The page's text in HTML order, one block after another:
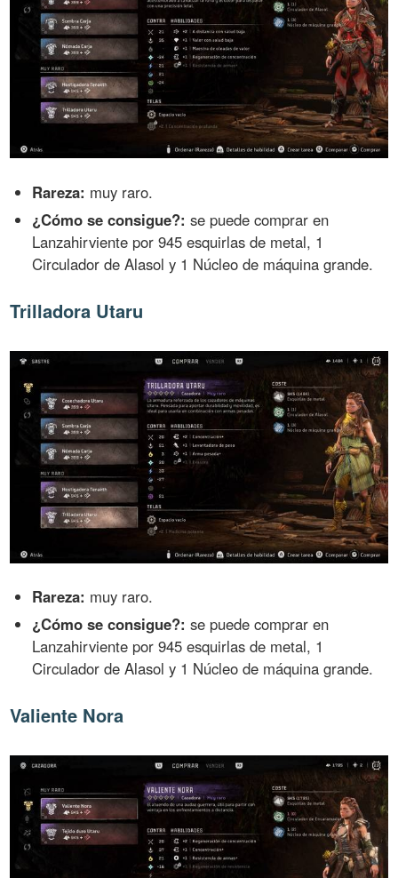
Rareza: muy raro.
¿Cómo se consigue?: se puede comprar en
Lanzahirviente por 945 esquirlas de metal, 1
Circulador de Alasol y 1 Núcleo de máquina grande.
Trilladora Utaru
Rareza: muy raro.
¿Cómo se consigue?: se puede comprar en
Lanzahirviente por 945 esquirlas de metal, 1
Circulador de Alasol y 1 Núcleo de máquina grande.
Valiente Nora